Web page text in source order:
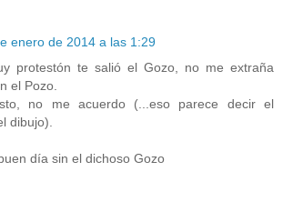
enero de 2014 a las 1:29
protestón te salió el Gozo, no me extraña
el Pozo.
no me acuerdo (...eso parece decir el
dibujo).
día sin el dichoso Gozo